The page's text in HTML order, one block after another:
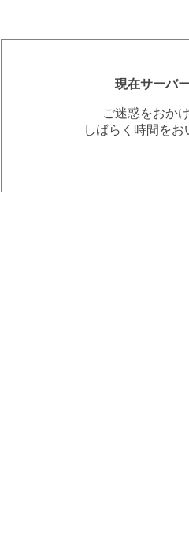
現在サーバ
ご迷惑をおか
しばらく時間を